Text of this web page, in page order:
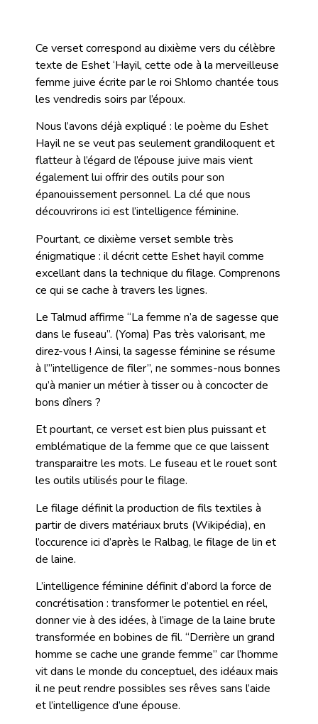
Ce verset correspond au dixième vers du célèbre
texte de Eshet ‘Hayil, cette ode à la merveilleuse
femme juive écrite par le roi Shlomo chantée tous
les vendredis soirs par l’époux.
Nous l’avons déjà expliqué : le poème du Eshet
Hayil ne se veut pas seulement grandiloquent et
flatteur à l’égard de l’épouse juive mais vient
également lui offrir des outils pour son
épanouissement personnel. La clé que nous
découvrirons ici est l’intelligence féminine.
Pourtant, ce dixième verset semble très
énigmatique : il décrit cette Eshet hayil comme
excellant dans la technique du filage. Comprenons
ce qui se cache à travers les lignes.
Le Talmud affirme “La femme n’a de sagesse que
dans le fuseau”. (Yoma) Pas très valorisant, me
direz-vous ! Ainsi, la sagesse féminine se résume
à l’”intelligence de filer”, ne sommes-nous bonnes
qu’à manier un métier à tisser ou à concocter de
bons dîners ?
Et pourtant, ce verset est bien plus puissant et
emblématique de la femme que ce que laissent
transparaitre les mots. Le fuseau et le rouet sont
les outils utilisés pour le filage.
Le filage définit la production de fils textiles à
partir de divers matériaux bruts (Wikipédia), en
l’occurence ici d’après le Ralbag, le filage de lin et
de laine.
L’intelligence féminine définit d’abord la force de
concrétisation : transformer le potentiel en réel,
donner vie à des idées, à l’image de la laine brute
transformée en bobines de fil. “Derrière un grand
homme se cache une grande femme” car l’homme
vit dans le monde du conceptuel, des idéaux mais
il ne peut rendre possibles ses rêves sans l’aide
et l’intelligence d’une épouse.